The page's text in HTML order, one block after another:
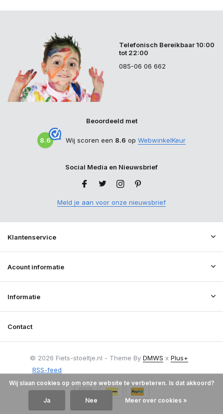
Telefonisch Bereikbaar 10:00
tot 22:00
085-06 06 662
Beoordeeld met
8.6 Wij scoren een 8.6 op WebwinkelKeur
Social Media en Nieuwsbrief
Meld je aan voor onze nieuwsbrief
Klantenservice
Acount informatie
Informatie
Contact
© 2026 Fiets-stoeltje.nl - Theme By DMWS x Plus+
RSS-feed
Wij slaan cookies op om onze website te verbeteren. Is dat akkoord?
Ja Nee Meer over cookies »